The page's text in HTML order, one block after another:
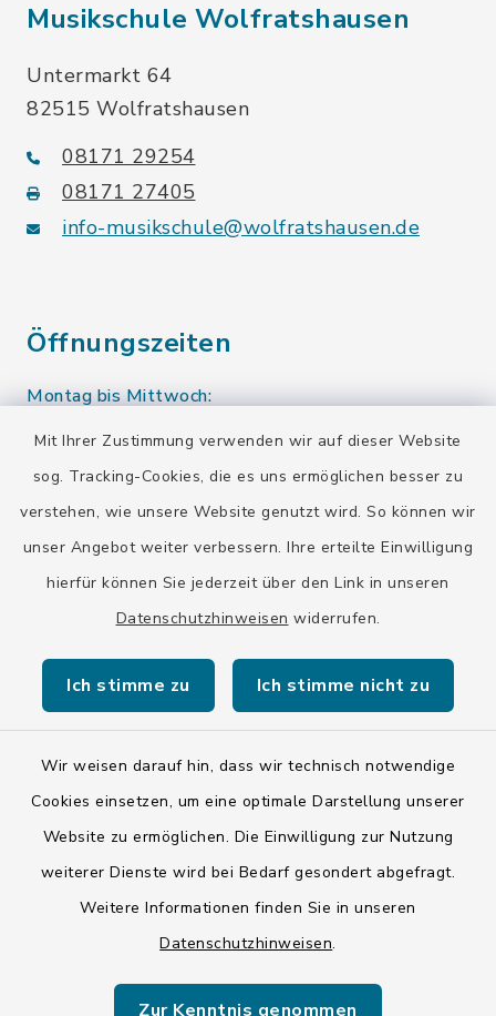
Mit Ihrer Zustimmung verwenden wir auf dieser Website
sog. Tracking-Cookies, die es uns ermöglichen besser zu
verstehen, wie unsere Website genutzt wird. So können wir
unser Angebot weiter verbessern. Ihre erteilte Einwilligung
hierfür können Sie jederzeit über den Link in unseren
Datenschutzhinweisen widerrufen.
Ich stimme zu Ich stimme nicht zu
Wir weisen darauf hin, dass wir technisch notwendige
Cookies einsetzen, um eine optimale Darstellung unserer
Website zu ermöglichen. Die Einwilligung zur Nutzung
weiterer Dienste wird bei Bedarf gesondert abgefragt.
Weitere Informationen finden Sie in unseren
Datenschutzhinweisen.
Zur Kenntnis genommen
Musikschule Wolfratshausen
Untermarkt 64
82515 Wolfratshausen
08171 29254
08171 27405
info-musikschule@wolfratshausen.de
Öffnungszeiten
Montag bis Mittwoch:
10.00-12.00 Uhr
Donnerstag:
10.00-12.00 Uhr
13.00-15.00 Uhr
Eine Terminvereinbarung ist auch außerhalb der
Öffnungszeiten möglich.
Kontakt
Datenschutz